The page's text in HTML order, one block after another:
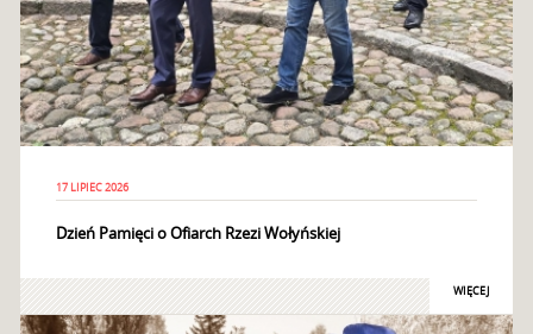
17 LIPIEC 2026
Dzień Pamięci o Ofiarch Rzezi Wołyńskiej
WIĘCEJ